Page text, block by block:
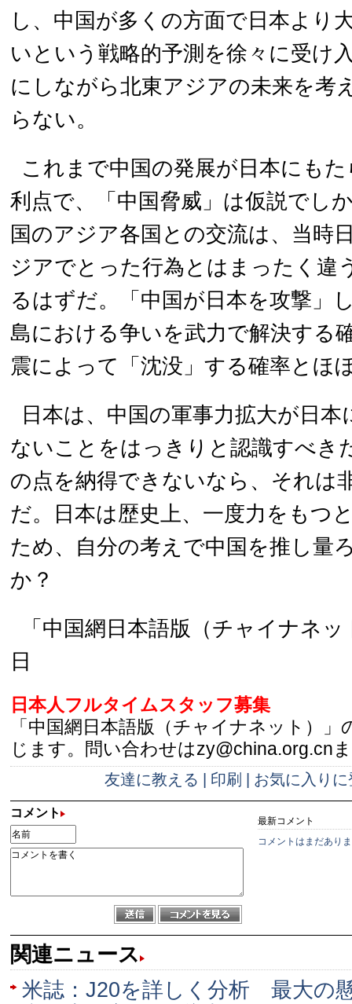
し、中国が多くの方面で日本より
いという戦略的予測を徐々に受け
にしながら北東アジアの未来を考
らない。
これまで中国の発展が日本にも
利点で、「中国脅威」は仮説でし
国のアジア各国との交流は、当時
ジアでとった行為とはまったく違
るはずだ。「中国が日本を攻撃」
島における争いを武力で解決する
震によって「沈没」する確率とほ
日本は、中国の軍事力拡大が日
ないことをはっきりと認識すべき
の点を納得できないなら、それは
だ。日本は歴史上、一度力をもつ
ため、自分の考えで中国を推し量
か？
「中国網日本語版（チャイナネ
日
日本人フルタイムスタッフ募集
「中国網日本語版（チャイナネット）」
じます。問い合わせはzy@china.org.cn
友達に教える 印刷 お気に入りに
コメント
最新コメント
コメントはまだあり
関連ニュース
米誌：J20を詳しく分析 最大の